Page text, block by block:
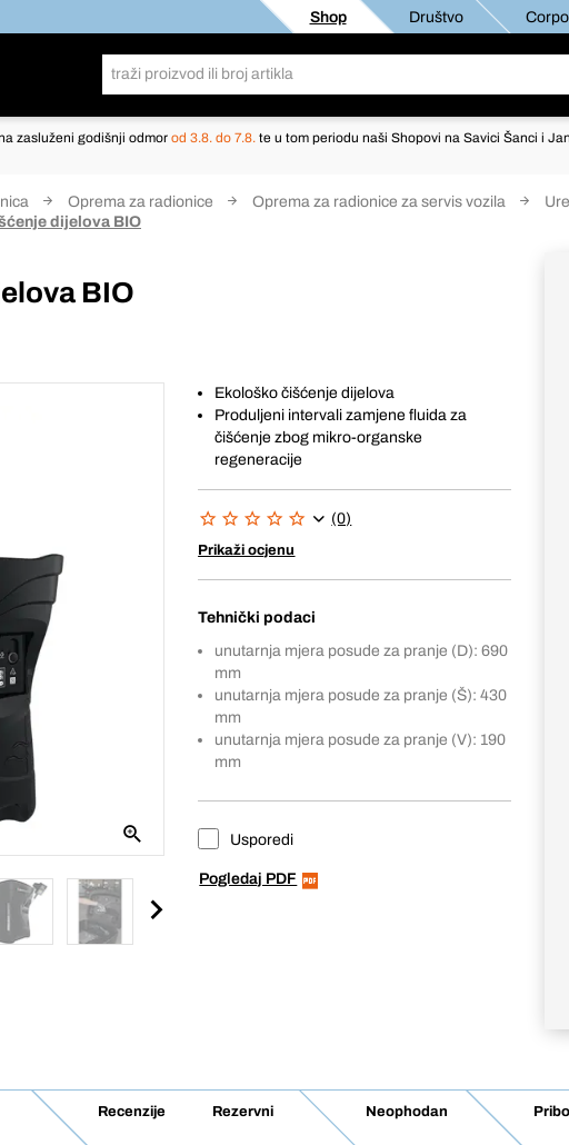
Shop Društvo
zasluženi godišnji odmor od 3.8. do 7.8. te u tom periodu naši Shopovi na Savici Šanci i
Oprema za radionice Oprema za radionice za servis vozila
dijelova BIO
BIO
Ekološko čišćenje dijelova
Produljeni intervali zamjene fluida za
čišćenje zbog mikro-organske
regeneracije
(0)
Prikaži ocjenu
Tehnički podaci
unutarnja mjera posude za pranje (D): 690
mm
unutarnja mjera posude za pranje (Š): 430
mm
unutarnja mjera posude za pranje (V): 190
mm
Usporedi
Pogledaj PDF
Recenzije Rezervni Neophodan